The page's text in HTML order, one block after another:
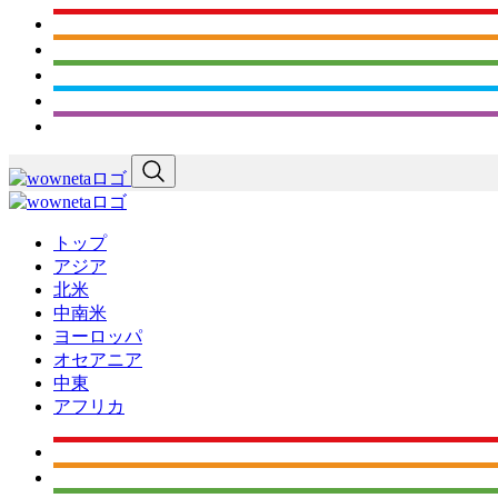
トップ
アジア
北米
中南米
ヨーロッパ
オセアニア
中東
アフリカ